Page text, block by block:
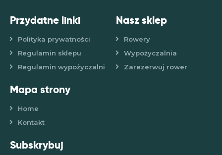
Przydatne linki
Polityka prywatności
Regulamin sklepu
Regulamin wypożyczalni
Nasz sklep
Rowery
Wypożyczalnia
Zarezerwuj rower
Mapa strony
Home
Kontakt
Subskrybuj